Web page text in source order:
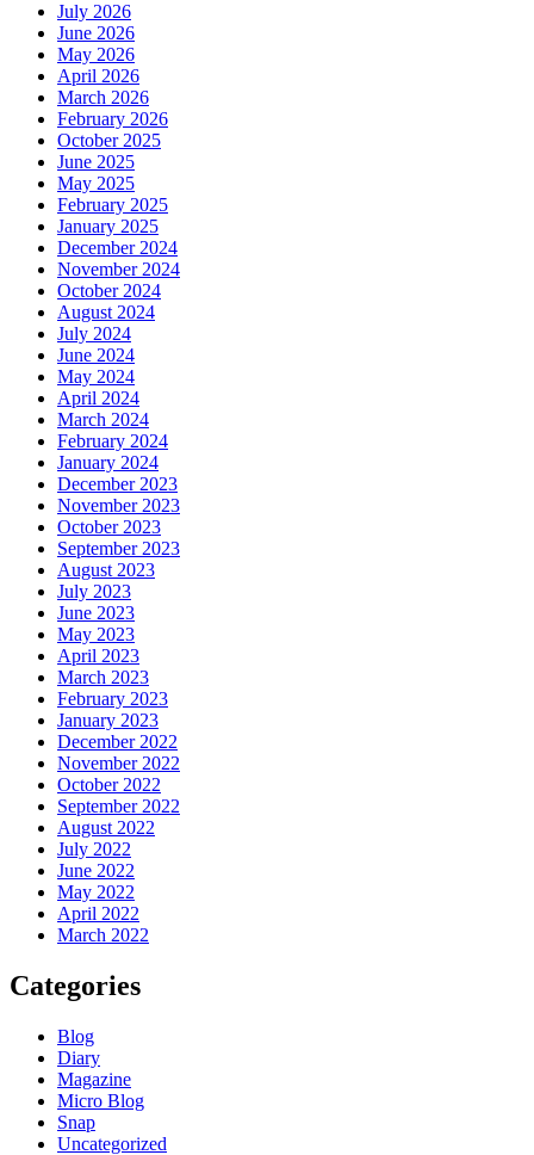
July 2026
June 2026
May 2026
April 2026
March 2026
February 2026
October 2025
June 2025
May 2025
February 2025
January 2025
December 2024
November 2024
October 2024
August 2024
July 2024
June 2024
May 2024
April 2024
March 2024
February 2024
January 2024
December 2023
November 2023
October 2023
September 2023
August 2023
July 2023
June 2023
May 2023
April 2023
March 2023
February 2023
January 2023
December 2022
November 2022
October 2022
September 2022
August 2022
July 2022
June 2022
May 2022
April 2022
March 2022
Categories
Blog
Diary
Magazine
Micro Blog
Snap
Uncategorized